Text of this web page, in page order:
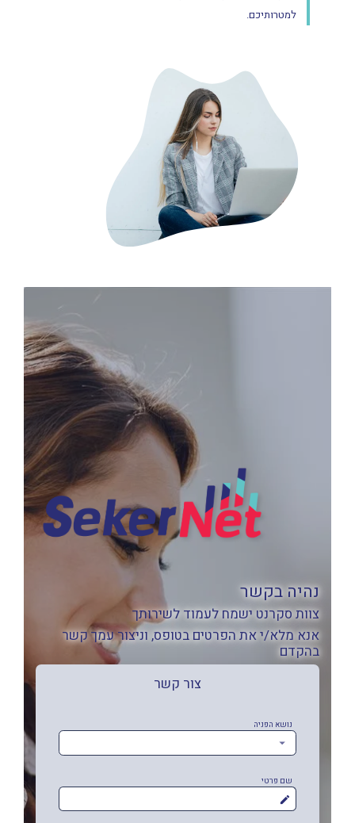
למטרותיכם.
צור קשר
נושא הפניה
שם פרטי
mode_edit
נהיה בקשר
צוות סקרנט ישמח לעמוד לשירותך
אנא מלא/י את הפרטים בטופס, וניצור עמך קשר
בהקדם